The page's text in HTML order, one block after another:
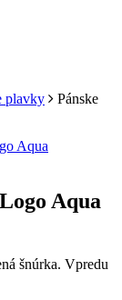
plavky
Pánske
Aqua
šnúrka. Vpredu